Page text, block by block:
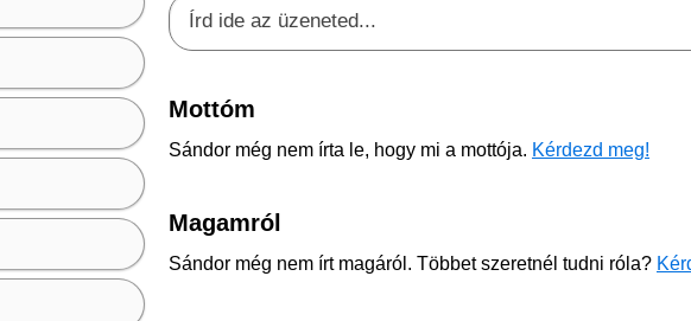
Mottóm
Sándor még nem írta le, hogy mi a mottója. Kérdezd meg!
Magamról
Sándor még nem írt magáról. Többet szeretnél tudni róla?